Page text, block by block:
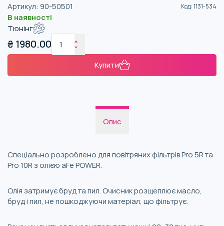
Артикул: 90-50501 Код:1131-534
В наявності
Тюнінг
₴ 1980.00
Купити
Опис
Спеціально розроблено для повітряних фільтрів Pro 5R та
Pro 10R з олією aFe POWER.
Олія затримує бруд та пил. Очисник розщеплює масло,
бруд і пил, не пошкоджуючи матеріал, що фільтрує.